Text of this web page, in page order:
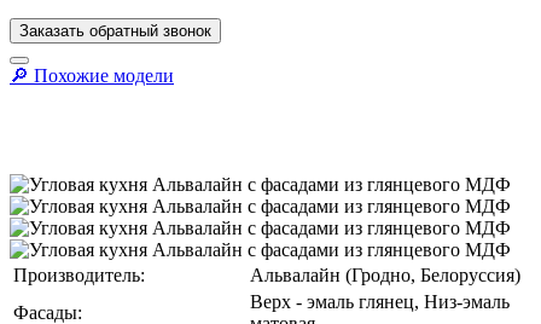
Заказать обратный звонок
🔎︎ Похожие модели
Производитель:
Альвалайн (Гродно, Белоруссия)
Фасады:
Верх - эмаль глянец, Низ-эмаль